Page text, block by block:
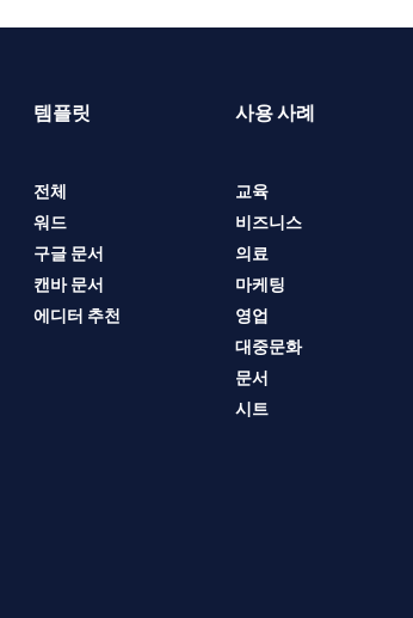
템플릿
전체
워드
구글 문서
캔바 문서
에디터 추천
사용 사례
교육
비즈니스
의료
마케팅
영업
대중문화
문서
시트